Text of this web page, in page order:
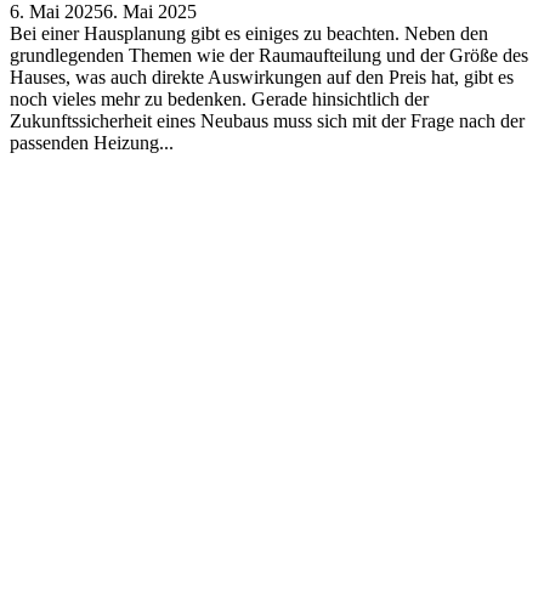
6. Mai 20256. Mai 2025
Bei einer Hausplanung gibt es einiges zu beachten. Neben den
grundlegenden Themen wie der Raumaufteilung und der Größe des
Hauses, was auch direkte Auswirkungen auf den Preis hat, gibt es
noch vieles mehr zu bedenken. Gerade hinsichtlich der
Zukunftssicherheit eines Neubaus muss sich mit der Frage nach der
passenden Heizung...